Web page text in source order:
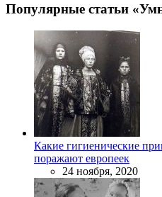
Популярные статьи
Какие гигиенические
поражают европеек
24 ноября, 2020